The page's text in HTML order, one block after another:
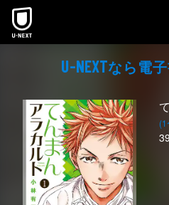
本文へスキップ
U-NEXTなら電